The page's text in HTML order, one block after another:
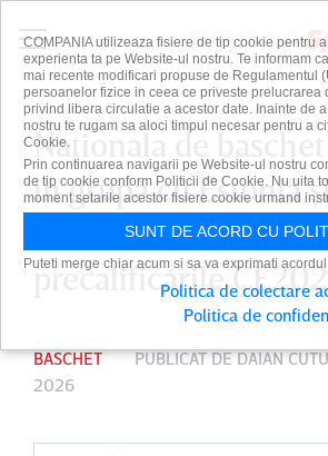
Naţionala de baschet
în grupă cu Estonia
Macedonia de Nord,
precalificările
BASCHET PUBLICAT DEDAIAN CUTU
2026
COMPANIA utilizeaza fisiere de tip cookie pentru
experienta ta pe Website-ul nostru. Te informam
mai recente modificari propuse de Regulamentul
persoanelor fizice in ceea ce priveste prelucrarea
privind libera circulatie a acestor date. Inainte de
nostru te rugam sa aloci timpul necesar pentru a
Cookie.
Prin continuarea navigarii pe Website-ul nostru
de tip cookie conform Politicii de Cookie. Nu uita
moment setarile acestor fisiere cookie urmand
SUNT DE ACORD CU
Puteti merge chiar acum si sa va exprimati
Politica de colectare
Politica de